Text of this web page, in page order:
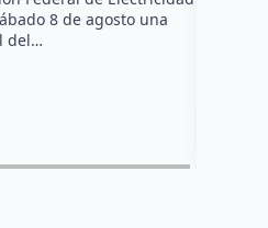
8 de agosto una
del…